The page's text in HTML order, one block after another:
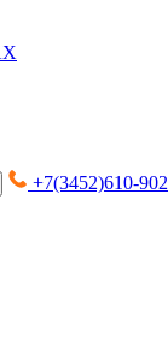
+7(3452)610-902